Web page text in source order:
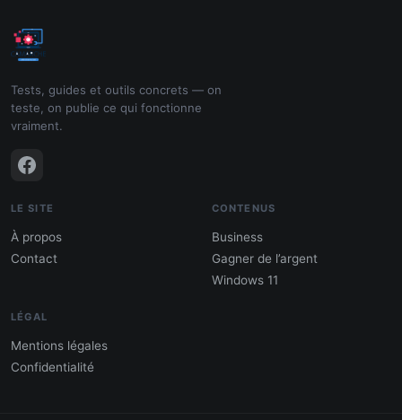
Tests, guides et outils concrets — on
teste, on publie ce qui fonctionne
vraiment.
LE SITE
À propos
Contact
CONTENUS
Business
Gagner de l’argent
Windows 11
LÉGAL
Mentions légales
Confidentialité